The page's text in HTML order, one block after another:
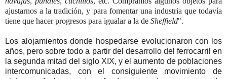
ajustarnos a la tradición, y para fomentar una industria que todavía
tiene que hacer progresos para igualar a la de Sheffield".
Los alojamientos donde hospedarse evolucionaron con los
años, pero sobre todo a partir del desarrollo del ferrocarril en
la segunda mitad del siglo XIX, y el aumento de poblaciones
intercomunicadas, con el consiguiente movimiento de